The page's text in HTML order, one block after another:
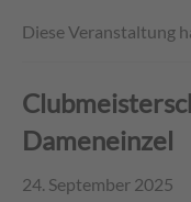
Diese Veranstaltung
Dameneinzel
24. September 2025